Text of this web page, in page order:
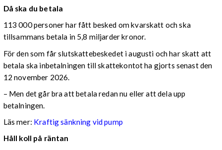
Då ska du betala
113 000 personer har fått besked om kvarskatt och ska
tillsammans betala in 5,8 miljarder kronor.
För den som får slutskattebeskedet i augusti och har skatt att
betala ska inbetalningen till skattekontot ha gjorts senast den
12 november 2026.
– Men det går bra att betala redan nu eller att dela upp
betalningen.
Läs mer: Kraftig sänkning vid pump
Håll koll på räntan